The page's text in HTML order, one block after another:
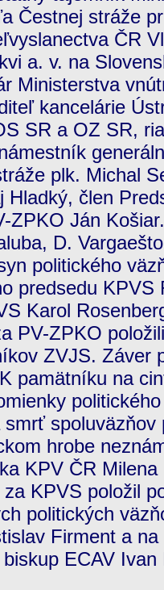
Čestnej stráže
ČR
a. v. na
Ministerstva
kancelárie
SR a OZ SR,
plk. Michal
Hladký, člen
ZPKO Ján
D.
politického
predsedu KPVS
Karol
PV-ZPKO
ZVJS. Záver
pamätníku na
spoluväzňov
hrobe
KPV ČR
KPVS položil
politických
Firment a
ECAV Ivan